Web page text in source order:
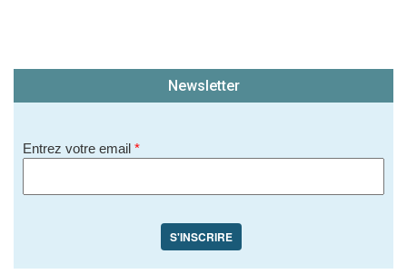
Newsletter
Entrez votre email *
S'INSCRIRE